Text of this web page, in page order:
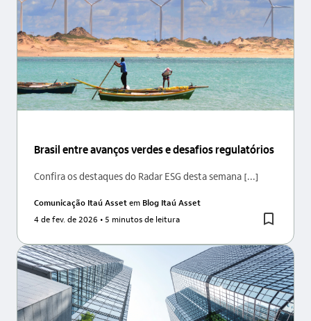
Brasil entre avanços verdes e desafios regulatórios
Confira os destaques do Radar ESG desta semana [...]
Comunicação Itaú Assetem Blog Itaú Asset
4 de fev. de 2026 • 5 minutos de leitura